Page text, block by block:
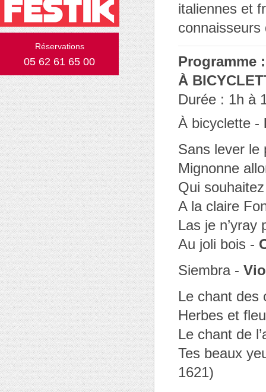
Réservations
05 62 61 65 00
italiennes et
Programme :
À
Durée : 1h à
À bicyclette -
Sans lever
Mignonne
Qui
A la claire
Las je n’yray
Au joli bois -
Siembra -
Le chant des
Herbes et
Le chant de
Tes beaux
1621)